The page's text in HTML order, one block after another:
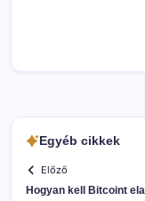
Egyéb cikkek
Előző
Hogyan kell Bitcoint